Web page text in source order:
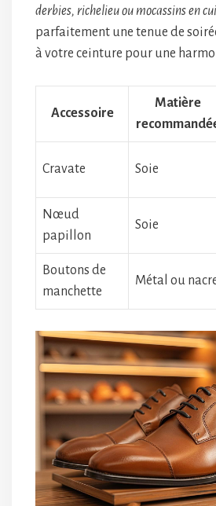
derbies, richelieu ou mocassins en
parfaitement une tenue de
à votre ceinture pour une
Accessoire
Matière
Cravate Soie
Nœud
papillon
Soie
Boutons de
manchette
Métal ou